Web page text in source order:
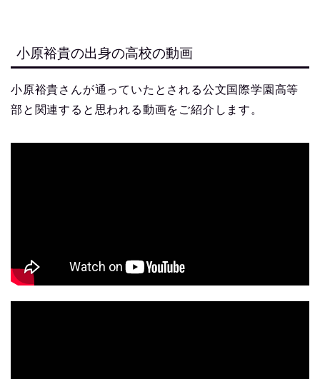
小原裕貴の出身の高校の動画
小原裕貴さんが通っていたとされる公文国際学園高等
部と関連すると思われる動画をご紹介します。